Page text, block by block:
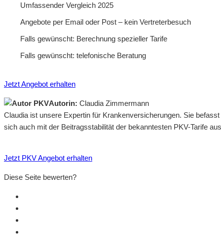
Umfassender Vergleich 2025
Angebote per Email oder Post – kein Vertreterbesuch
Falls gewünscht: Berechnung spezieller Tarife
Falls gewünscht: telefonische Beratung
Jetzt Angebot erhalten
Autorin: Claudia Zimmermann
Claudia ist unsere Expertin für Krankenversicherungen. Sie
sich auch mit der Beitragsstabilität der bekanntesten PKV-Tarife
Jetzt PKV Angebot erhalten
Diese Seite bewerten?